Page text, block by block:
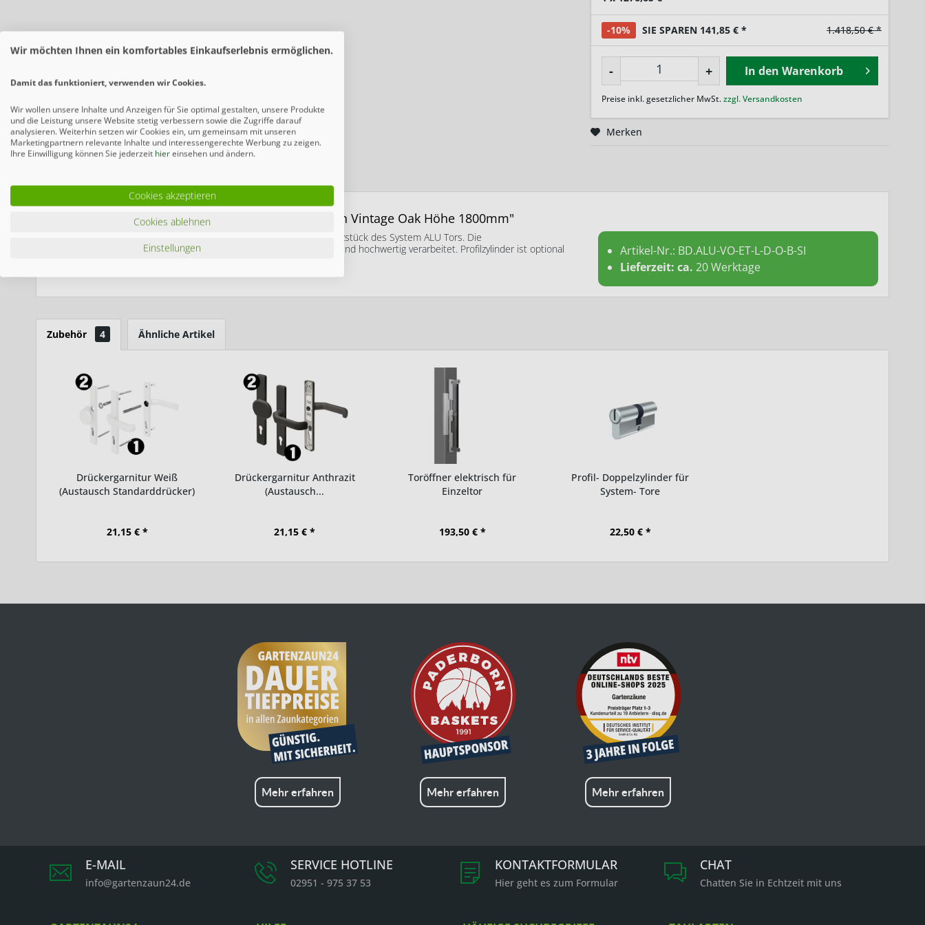
-10% SIE SPAREN 141,85 € * 1.418,50 € *
- + In den Warenkorb
Preise inkl. gesetzlicher MwSt.zzgl. Versandkosten
Merken
Produktinformationen "SYSTEM ALU PLUS Tor-Set in Vintage Oak Höhe 1800mm"
Zwölf in einem umlaufenden Rahmen fixierte Aluprofile, sind das Herzstück des System ALU Tors. Die
pulverbeschichteten Aluminium-Elemente sind besonders langlebig und hochwertig verarbeitet. Profilzylinder ist optional
Artikel-Nr.: BD.ALU-VO-ET-L-D-O-B-SI
Lieferzeit: ca.20 Werktage
Zubehör 4 Ähnliche Artikel
Drückergarnitur Weiß
(Austausch Standarddrücker)
21,15 € *
Drückergarnitur Anthrazit
(Austausch...
21,15 € *
Toröffner elektrisch für
Einzeltor
193,50 € *
Profil- Doppelzylinder für
System- Tore
22,50 € *
Mehr erfahren Mehr erfahren Mehr erfahren
E-MAIL
info@gartenzaun24.de
SERVICE HOTLINE
02951 - 975 37 53
KONTAKTFORMULAR
Hier geht es zum Formular
CHAT
Chatten Sie in Echtzeit mit uns
Wir möchten Ihnen ein komfortables Einkaufserlebnis ermöglichen.
Damit das funktioniert, verwenden wir Cookies.
Wir wollen unsere Inhalte und Anzeigen für Sie optimal gestalten, unsere Produkte
und die Leistung unsere Website stetig verbessern sowie die Zugriffe darauf
analysieren. Weiterhin setzen wir Cookies ein, um gemeinsam mit unseren
Marketingpartnern relevante Inhalte und interessengerechte Werbung zu zeigen.
Ihre Einwilligung können Sie jederzeit hiereinsehen und ändern.
Cookies akzeptieren
Cookies ablehnen
Einstellungen